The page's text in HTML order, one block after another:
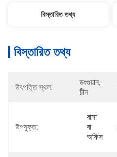
বিস্তারিত তথ্য
বিস্তারিত তথ্য
উৎপত্তি স্থল:
ডংগুয়ান,
চীন
উপযুক্ত:
বাসা
বা
অফিস